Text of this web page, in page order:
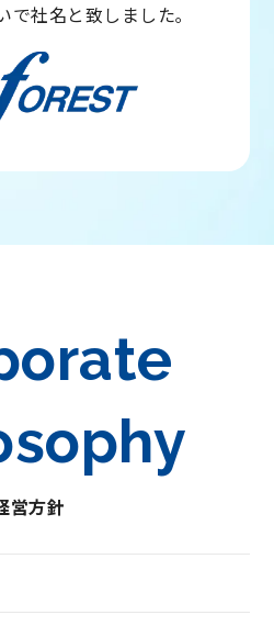
で社名と致しました｡
営方針